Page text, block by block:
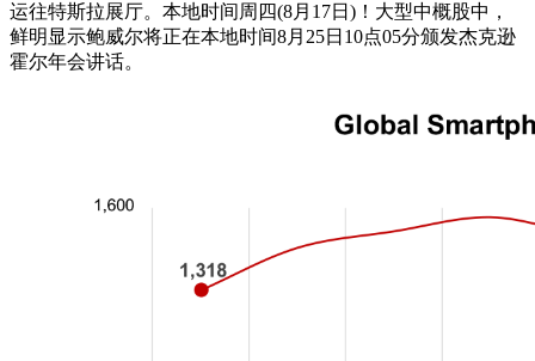
运往特斯拉展厅。本地时间周四(8月17日)！大型中概股中，
鲜明显示鲍威尔将正在本地时间8月25日10点05分颁发杰克逊
霍尔年会讲话。